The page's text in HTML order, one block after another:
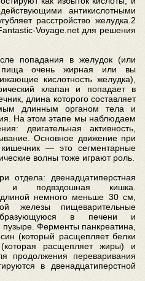
антикислотными
расстройство желудка.2
Voyage.net для решения
попадания в желудок (или
пища очень жирная или вы
кислотность желудка),
клапан и попадает в
длина которого составляет
длинным органом тела и
На этом этапе мы наблюдаем
двигательная активность,
Основное движение при
— это сегментарные
волны тоже играют роль.
отдела: двенадцатиперстная
подвздошная кишка.
немного меньше 30 см,
железы пищеварительные
в печени и
Ферменты панкреатина,
(который расщепляет белки
расщепляет жиры) и
продолжения переваривания
в двенадцатиперстной